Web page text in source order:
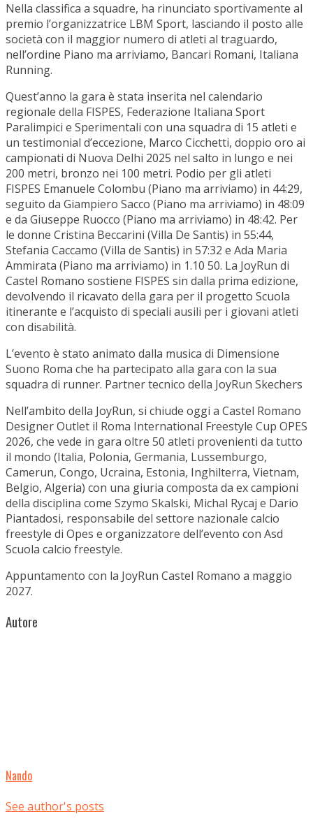
Nella classifica a squadre, ha rinunciato sportivamente al
premio l’organizzatrice LBM Sport, lasciando il posto alle
società con il maggior numero di atleti al traguardo,
nell’ordine Piano ma arriviamo, Bancari Romani, Italiana
Running.
Quest’anno la gara è stata inserita nel calendario
regionale della FISPES, Federazione Italiana Sport
Paralimpici e Sperimentali con una squadra di 15 atleti e
un testimonial d’eccezione, Marco Cicchetti, doppio oro ai
campionati di Nuova Delhi 2025 nel salto in lungo e nei
200 metri, bronzo nei 100 metri. Podio per gli atleti
FISPES Emanuele Colombu (Piano ma arriviamo) in 44:29,
seguito da Giampiero Sacco (Piano ma arriviamo) in 48:09
e da Giuseppe Ruocco (Piano ma arriviamo) in 48:42. Per
le donne Cristina Beccarini (Villa De Santis) in 55:44,
Stefania Caccamo (Villa de Santis) in 57:32 e Ada Maria
Ammirata (Piano ma arriviamo) in 1.10 50. La JoyRun di
Castel Romano sostiene FISPES sin dalla prima edizione,
devolvendo il ricavato della gara per il progetto Scuola
itinerante e l’acquisto di speciali ausili per i giovani atleti
con disabilità.
L’evento è stato animato dalla musica di Dimensione
Suono Roma che ha partecipato alla gara con la sua
squadra di runner. Partner tecnico della JoyRun Skechers
Nell’ambito della JoyRun, si chiude oggi a Castel Romano
Designer Outlet il Roma International Freestyle Cup OPES
2026, che vede in gara oltre 50 atleti provenienti da tutto
il mondo (Italia, Polonia, Germania, Lussemburgo,
Camerun, Congo, Ucraina, Estonia, Inghilterra, Vietnam,
Belgio, Algeria) con una giuria composta da ex campioni
della disciplina come Szymo Skalski, Michal Rycaj e Dario
Piantadosi, responsabile del settore nazionale calcio
freestyle di Opes e organizzatore dell’evento con Asd
Scuola calcio freestyle.
Appuntamento con la JoyRun Castel Romano a maggio
2027.
Autore
Nando
See author's posts